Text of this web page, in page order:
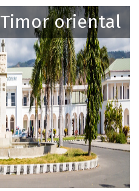
Timor oriental